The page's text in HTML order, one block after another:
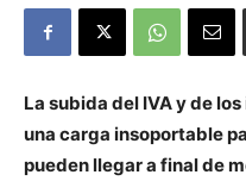
La subida del IVA y de
una carga insoportable
pueden llegar a final de